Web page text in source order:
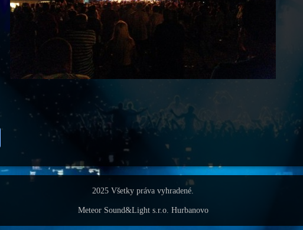
2025 Všetky práva vyhradené.
Meteor Sound&Light s.r.o. Hurbanovo